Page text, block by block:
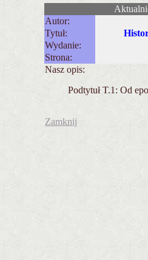
Autor:
Tytuł:
Wydanie:
Strona:
Nasz opis:
Podtytuł T.1: Od
Zamknij